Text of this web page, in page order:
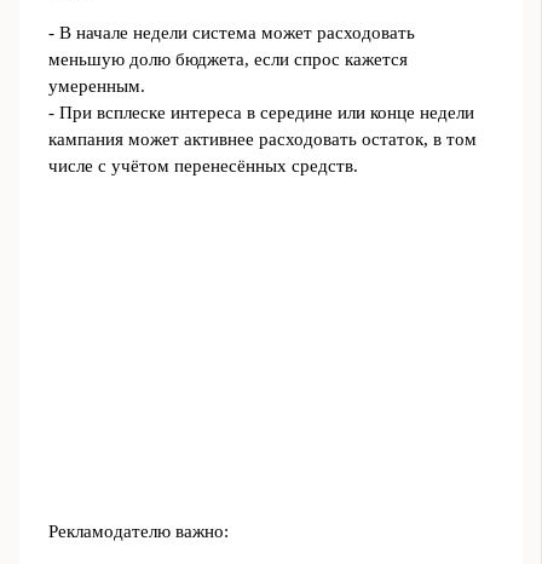
- В начале недели система может расходовать
меньшую долю бюджета, если спрос кажется
умеренным.
- При всплеске интереса в середине или конце недели
кампания может активнее расходовать остаток, в том
числе с учётом перенесённых средств.
Рекламодателю важно: